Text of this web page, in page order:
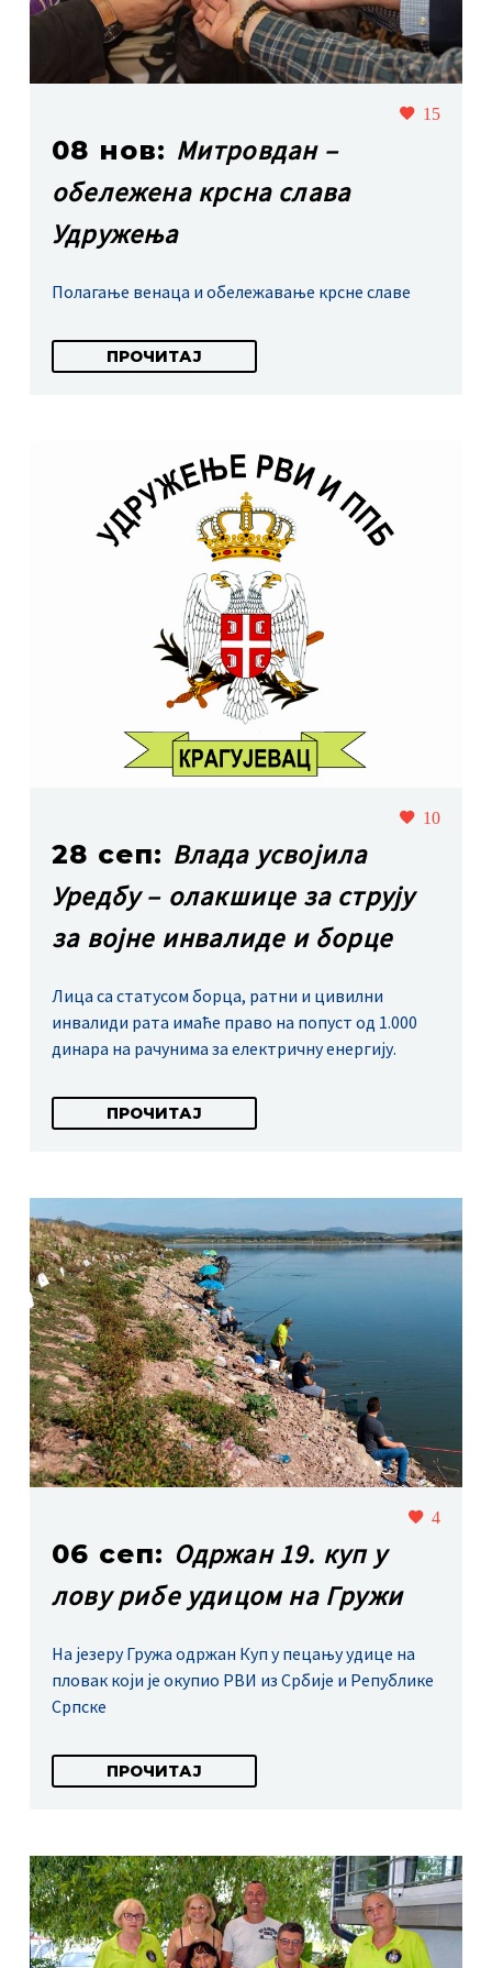
15
08 нов: Митровдан –
обележена крсна слава
Удружења
Полагање венаца и обележавање крсне славе
ПРОЧИТАЈ
10
28 сеп: Влада усвојила
Уредбу – олакшице за струју
за војне инвалиде и борце
Лица са статусом борца, ратни и цивилни
инвалиди рата имаће право на попуст од 1.000
динара на рачунима за електричну енергију.
ПРОЧИТАЈ
4
06 сеп: Одржан 19. куп у
лову рибе удицом на Гружи
На језеру Гружа одржан Куп у пецању удице на
пловак који је окупио РВИ из Србије и Републике
Српске
ПРОЧИТАЈ